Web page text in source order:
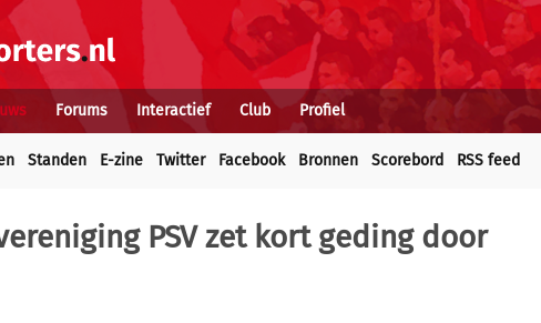
Forums Interactief Club Profiel
Standen E-zine Twitter Facebook Bronnen Scorebord RSS feed
PSV zet kort geding door